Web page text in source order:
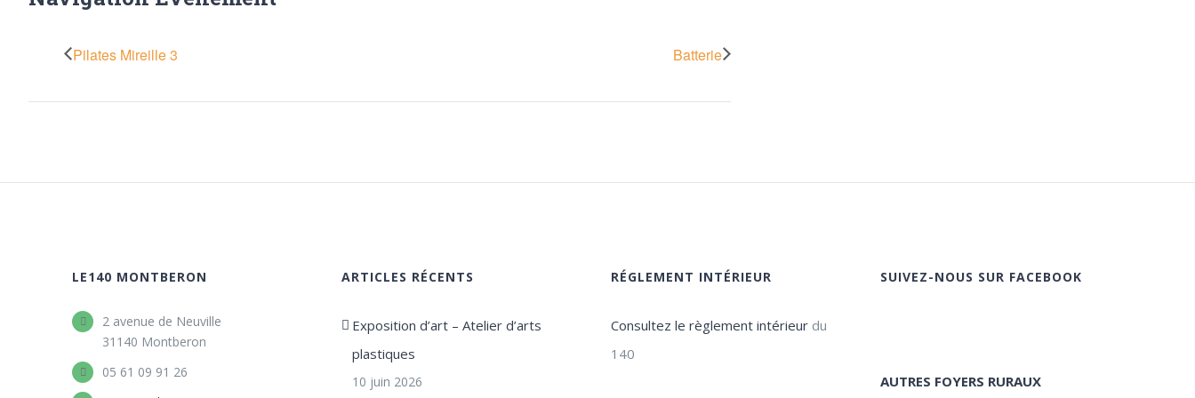
Pilates Mireille 3 Batterie
LE140 MONTBERON
2 avenue de Neuville
31140 Montberon
05 61 09 91 26
ARTICLES RÉCENTS
Exposition d’art – Atelier d’arts
plastiques
10 juin 2026
RÉGLEMENT INTÉRIEUR
Consultez le règlement intérieurdu
140
SUIVEZ-NOUS SUR FACEBOOK
AUTRES FOYERS RURAUX